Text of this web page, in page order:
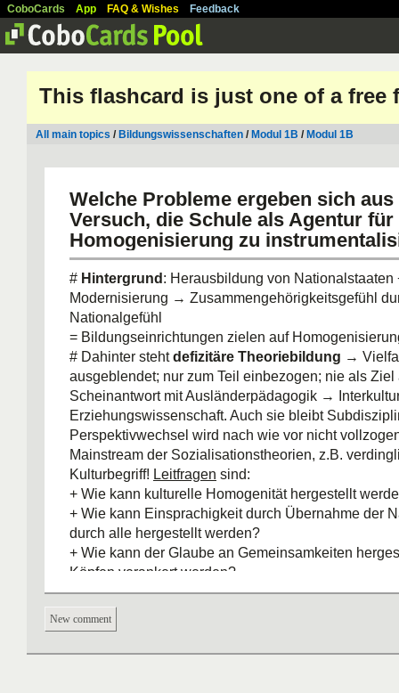
CoboCards App FAQ & Wishes Feedback
This flashcard is just one of a free
All main topics / Bildungswissenschaften / Modul 1B / Modul 1B
Welche Probleme ergeben sich aus
Versuch, die Schule als Agentur für
Homogenisierung zu
# Hintergrund: Herausbildung von Nationalstaaten
Modernisierung → Zusammengehörigkeitsgefühl
Nationalgefühl
= Bildungseinrichtungen zielen auf
# Dahinter stehtdefizitäre Theoriebildung →
ausgeblendet; nur zum Teil einbezogen; nie als Ziel
Scheinantwort mit Ausländerpädagogik →
Erziehungswissenschaft. Auch sie bleibt
Perspektivwechsel wird nach wie vor nicht
Mainstream der Sozialisationstheorien, z.B.
Kulturbegriff! Leitfragen sind:
+ Wie kann kulturelle Homogenität hergestellt
+ Wie kann Einsprachigkeit durch Übernahme der
durch alle hergestellt werden?
+ Wie kann der Glaube an Gemeinsamkeiten
Köpfen verankert werden?
#Kritik an Historischer Pädagogik:
+ Vielfalt wird als neue Situation dargestellt; Fiktion
Homogenität wird tradiert
+ Nicht-Einbeziehung der Perspektive von
New comment